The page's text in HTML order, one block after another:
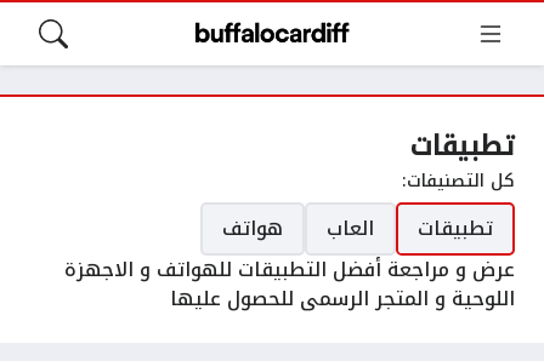
تطبيقات
كل التصنيفات:
العاب تطبيقات
هواتف
عرض و مراجعة أفضل التطبيقات للهواتف و الاجهزة
اللوحية و المتجر الرسمى للحصول عليها